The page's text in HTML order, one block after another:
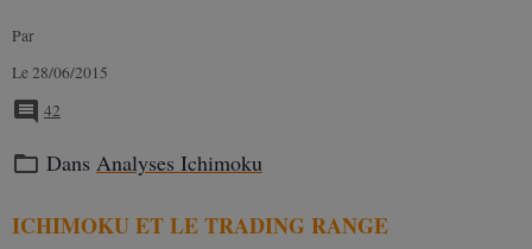
Par
Le 28/06/2015
42
Dans Analyses Ichimoku
ICHIMOKU ET LE TRADING RANGE